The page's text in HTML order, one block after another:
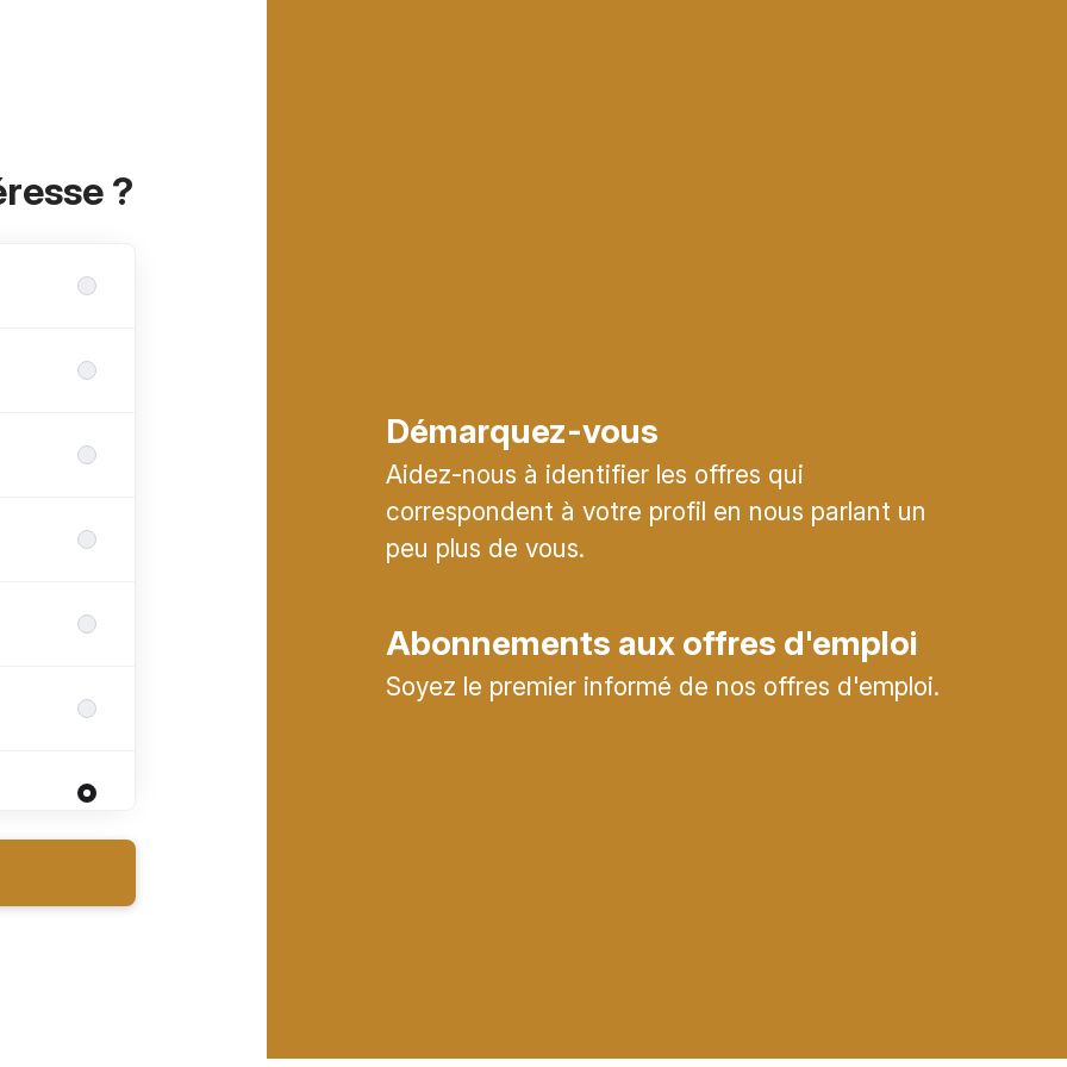
?
Démarquez-vous
Aidez-nous à identifier les offres qui
correspondent à votre profil en nous parlant un
peu plus de vous.
Abonnements aux offres d'emploi
Soyez le premier informé de nos offres d'emploi.